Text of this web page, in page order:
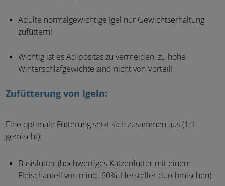
Adulte normalgewichtige Igel nur Gewichtserhaltung
zufüttern!
Wichtig ist es Adipositas zu vermeiden, zu hohe
Winterschlafgewichte sind nicht von Vorteil!
Zufütterung von Igeln:
Eine optimale Fütterung setzt sich zusammen aus (1:1
gemischt):
Basisfutter (hochwertiges Katzenfutter mit einem
Fleischanteil von mind. 60%, Hersteller durchmischen)